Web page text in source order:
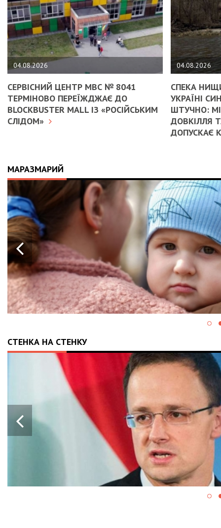
04.08.2026
СЕРВІСНИЙ ЦЕНТР МВС № 8041
ТЕРМІНОВО ПЕРЕЇЖДЖАЄ ДО
BLOCKBUSTER MALL ІЗ «РОСІЙСЬКИМ
СЛІДОМ»
04.08.2026
СПЕКА
УКРАЇНІ
ШТУЧНО:
ДОВКІЛЛЯ
ДОПУСКАЄ
МАРАЗМАРИЙ
СТЕНКА НА СТЕНКУ